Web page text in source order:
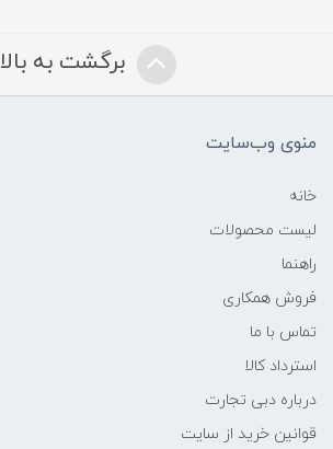
برگشت به بالا
منوی وب‌سایت
خانه
لیست محصولات
راهنما
فروش همکاری
تماس با ما
استرداد کالا
درباره دبی تجارت
قوانین خرید از سایت